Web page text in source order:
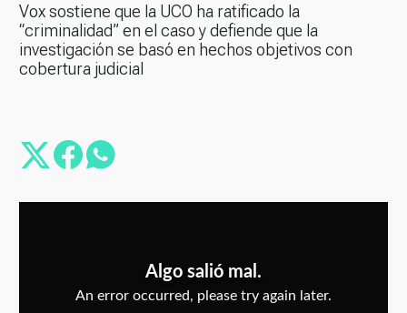
Vox sostiene que la UCO ha ratificado la
“criminalidad” en el caso y defiende que la
investigación se basó en hechos objetivos con
cobertura judicial